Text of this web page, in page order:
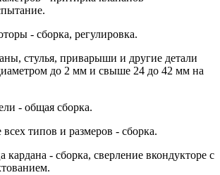
- сборка, регулировка.
стулья, приварыши и другие детали
до 2 мм и свыше 24 до 42 мм на
- общая сборка.
типов и размеров - сборка.
кардана - сборка, сверление вкондукторе с